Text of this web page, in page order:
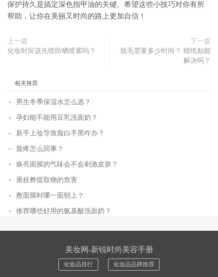
保护持久是搞定深色指甲油的关键。希望这些小技巧对你有所
帮助，让你在美丽又时尚的路上更加自信！
上一篇
化妆时应该先喷防晒喷雾吗？
下一篇
脱毛需要多少时间？ 蜡纸贴能
解决吗？
相关推荐
男生冬季保湿水怎么选？
孕妇能不能用豆乳洗面奶？
新手上妆导致脸白手黑咋办？
脸疼怎么回事？
焕亮面膜的气味会不会刺激皮肤？
垂枝桦提取物的危害
敷面膜时哪一面朝上？
推荐哪些好用的氨基酸洗面奶？
美妆网-新锐时尚美容手册
化妆品排行 化妆品品牌推荐